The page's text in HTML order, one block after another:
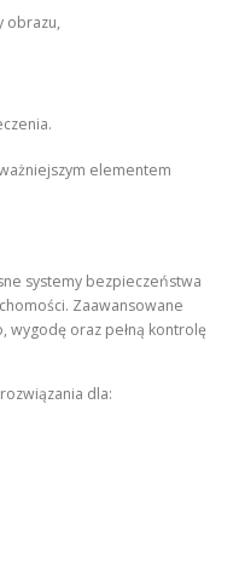
obrazu,
elementem
systemy bezpieczeństwa
Zaawansowane
oraz pełną kontrolę
dla: